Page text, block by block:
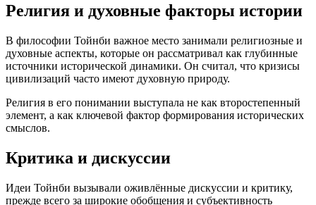
Религия и духовные факторы истории
В философии Тойнби важное место занимали религиозные и
духовные аспекты, которые он рассматривал как глубинные
источники исторической динамики. Он считал, что кризисы
цивилизаций часто имеют духовную природу.
Религия в его понимании выступала не как второстепенный
элемент, а как ключевой фактор формирования исторических
смыслов.
Критика и дискуссии
Идеи Тойнби вызывали оживлённые дискуссии и критику,
прежде всего за широкие обобщения и субъективность